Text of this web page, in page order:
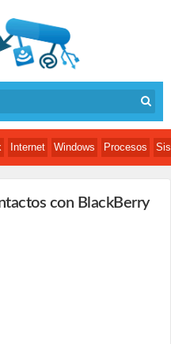
Internet Windows Procesos
con BlackBerry